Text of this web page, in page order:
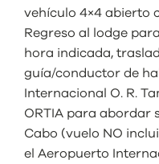
vehículo 4×4 abierto
Regreso al lodge
hora indicada,
guía/conductor de
Internacional O. R.
ORTIA para abordar
Cabo (vuelo NO
el Aeropuerto